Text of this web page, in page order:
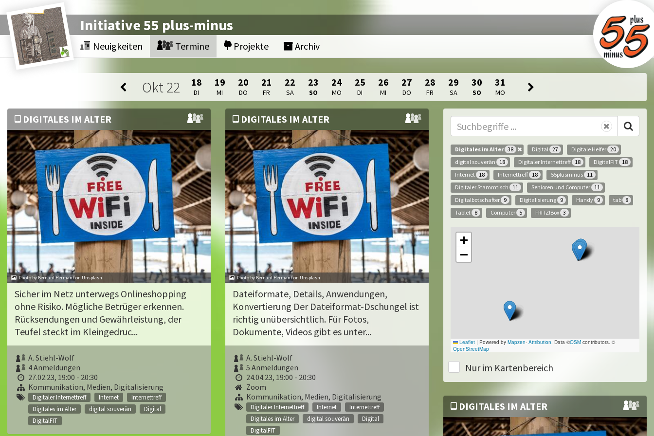
Initiative 55 plus-minus
Neuigkeiten Termine Projekte Archiv
Okt22 18
DI
19
MI
20
DO
21
FR
22
SA
23
SO
24
MO
25
DI
26
MI
27
DO
28
FR
29
SA
30
SO
31
MO
Digitales im Alter 38 Digital 27 Digitale Helfer 20
digital souverän
18 Digitaler Internettreff 18 DigitalFIT 18
Internet 18 Internettreff 18 55plusminus 11
Digitaler Stammtisch
11 Senioren und Computer 11
Digitalbotschafter 9 Digitalisierung 9 Handy 9 tab 8
Tablet 8 Computer 5 FRITZ!Box 3
+
−
Leaflet | Powered by Mapzen- Attribution. Data ©OSM contributors. ©
OpenStreetMap
Nur im Kartenbereich
DIGITALES IM ALTER
Photo by Bernard Hermant on Unsplash
Sicher im Netz unterwegs Onlineshopping
ohne Risiko. Mögliche Betrüger erkennen.
Rücksendungen und Gewährleistung, der
Teufel steckt im Kleingedruc...
A. Stiehl-Wolf
4 Anmeldungen
27.02.23, 19:00 - 20:30
Kommunikation, Medien, Digitalisierung
Digitaler Internettreff Internet
Internettreff
Digitales im Alter
digital souverän
Digital
DigitalFIT
DIGITALES IM ALTER
Photo by Bernard Hermant on Unsplash
Dateiformate, Details, Anwendungen,
Konvertierung Der Dateiformat-Dschungel ist
richtig unübersichtlich. Für Fotos,
Dokumente, Videos gibt es unter...
A. Stiehl-Wolf
5 Anmeldungen
24.04.23, 19:00 - 20:30
Zoom
Kommunikation, Medien, Digitalisierung
Digitaler Internettreff Internet
Internettreff
Digitales im Alter
digital souverän
Digital
DigitalFIT
DIGITALES IM ALTER